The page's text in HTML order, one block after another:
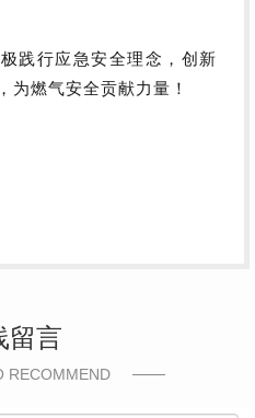
践行应急安全理念，创新
为燃气安全贡献力量！
留言
RECOMMEND